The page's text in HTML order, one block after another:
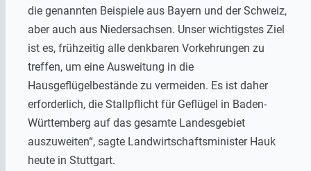
die genannten Beispiele aus Bayern und der Schweiz,
aber auch aus Niedersachsen. Unser wichtigstes Ziel
ist es, frühzeitig alle denkbaren Vorkehrungen zu
treffen, um eine Ausweitung in die
Hausgeflügelbestände zu vermeiden. Es ist daher
erforderlich, die Stallpflicht für Geflügel in Baden-
Württemberg auf das gesamte Landesgebiet
auszuweiten“, sagte Landwirtschaftsminister Hauk
heute in Stuttgart.